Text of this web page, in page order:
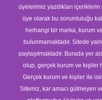
üyelerimiz yazdıkları
üye olarak bu sorumluluğu
herhangi bir marka, kurum
bulunmamaktadır. Sitede
paylaşılmaktadır. Burada yer
olup, gerçek kurum ve kişiler
Gerçek kurum ve kişiler ile
Sitemiz, kar amacı gütmeyen